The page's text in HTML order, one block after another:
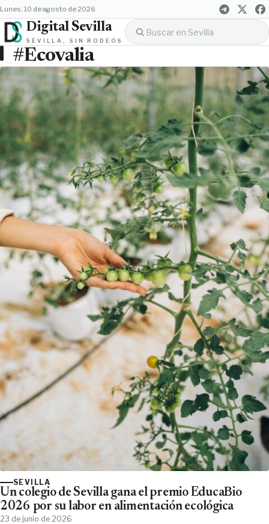
lunes, 10 de agosto de 2026
Digital Sevilla
SEVILLA, SIN RODEOS
#Ecovalia
SEVILLA
Un colegio de Sevilla gana el premio EducaBio
2026 por su labor en alimentación ecológica
23 de junio de 2026